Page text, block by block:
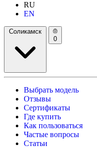
RU
EN
Соликамск
0
Выбрать модель
Отзывы
Сертификаты
Где купить
Как пользоваться
Частые вопросы
Статьи